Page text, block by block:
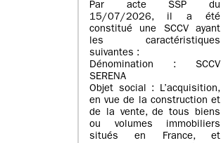
Par acte SSP du
15/07/2026, il a été
constitué une SCCV ayant
les caractéristiques
suivantes :
Dénomination : SCCV
SERENA
Objet social : L’acquisition,
en vue de la construction et
de la vente, de tous biens
ou volumes immobiliers
situés en France, et